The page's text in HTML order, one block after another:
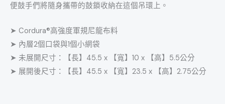
便鼓手們將隨身攜帶的鼓鎖收納在這個吊環上。
➤ Cordura®高強度軍規尼龍布料
➤ 內層2個口袋與1個小網袋
➤ 未展開尺寸：【長】45.5 x 【寬】10 x 【高】5.5公分
➤ 展開後尺寸：【長】45.5 x 【寬】23.5 x 【高】2.75公分